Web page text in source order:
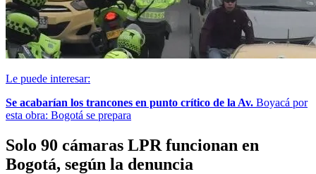
Le puede interesar:
Se acabarían los trancones en punto crítico de la Av. Boyacá por
esta obra: Bogotá se prepara
Solo 90 cámaras LPR funcionan en
Bogotá, según la denuncia